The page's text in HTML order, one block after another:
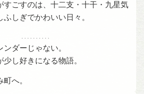
すごすのは、十二支・十干・九星気
しぎでかわいい日々。
ダーじゃない。
し好きになる物語。
へ。